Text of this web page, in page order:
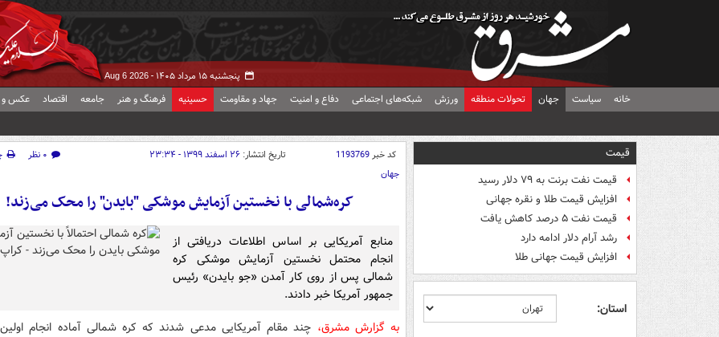
پنجشنبه ۱۵ مرداد ۱۴۰۵ - Aug 6 2026
خانه سیاست جهان تحولات منطقه ورزش شبکه‌های اجتماعی دفاع و امنیت جهاد و مقاومت حسینیه فرهنگ و هنر جامعه اقتصاد عکس و
قیمت
قیمت نفت برنت به ۷۹ دلار رسید
افزایش قیمت طلا و نقره جهانی
قیمت نفت ۵ درصد کاهش یافت
رشد آرام دلار ادامه دارد
افزایش قیمت جهانی طلا
استان:
کد خبر1193769 تاریخ انتشار: ۲۶ اسفند ۱۳۹۹ - ۲۳:۳۴ ۰ نظر
جهان
کره‌شمالی با نخستین آزمایش موشکی "بایدن" را محک می‌زند!
منابع آمریکایی بر اساس اطلاعات دریافتی از
انجام محتمل نخستین آزمایش موشکی کره
شمالی پس از روی کار آمدن «جو بایدن» رئیس
جمهور آمریکا خبر دادند.
به گزارش مشرق، چند مقام آمریکایی مدعی شدند که کره شمالی آماده انجام